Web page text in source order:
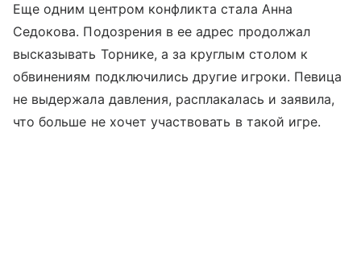
Еще одним центром конфликта стала Анна
Седокова. Подозрения в ее адрес продолжал
высказывать Торнике, а за круглым столом к
обвинениям подключились другие игроки. Певица
не выдержала давления, расплакалась и заявила,
что больше не хочет участвовать в такой игре.